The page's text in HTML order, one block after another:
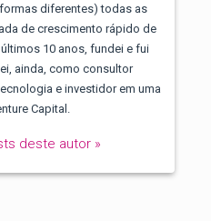
diferentes) todas as
de crescimento rápido de
10 anos, fundei e fui
ainda, como consultor
e investidor em uma
Capital.
deste autor »